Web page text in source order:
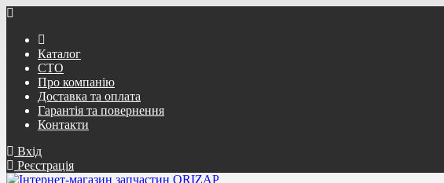
Каталог
СТО
Про компанію
Доставка та оплата
Гарантія та повернення
Контакти
Вхід
Реєстрація